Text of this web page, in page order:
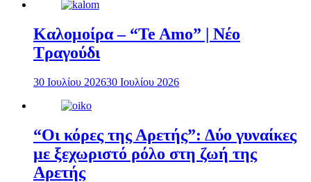
Καλομοίρα – “Te Amo” | Νέο
Τραγούδι
30 Ιουλίου 202630 Ιουλίου 2026
“Οι κόρες της Αρετής”: Δύο γυναίκες
με ξεχωριστό ρόλο στη ζωή της
Αρετής